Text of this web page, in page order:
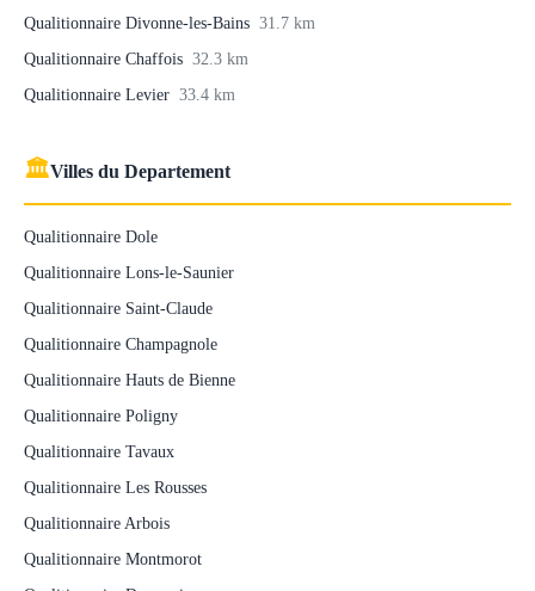
Qualitionnaire Divonne-les-Bains 31.7 km
Qualitionnaire Chaffois 32.3 km
Qualitionnaire Levier 33.4 km
🏛Villes du Departement
Qualitionnaire Dole
Qualitionnaire Lons-le-Saunier
Qualitionnaire Saint-Claude
Qualitionnaire Champagnole
Qualitionnaire Hauts de Bienne
Qualitionnaire Poligny
Qualitionnaire Tavaux
Qualitionnaire Les Rousses
Qualitionnaire Arbois
Qualitionnaire Montmorot